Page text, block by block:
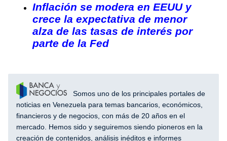
Inflación se modera en EEUU y
crece la expectativa de menor
alza de las tasas de interés por
parte de la Fed
Somos uno de los principales portales de
noticias en Venezuela para temas bancarios, económicos,
financieros y de negocios, con más de 20 años en el
mercado. Hemos sido y seguiremos siendo pioneros en la
creación de contenidos, análisis inéditos e informes